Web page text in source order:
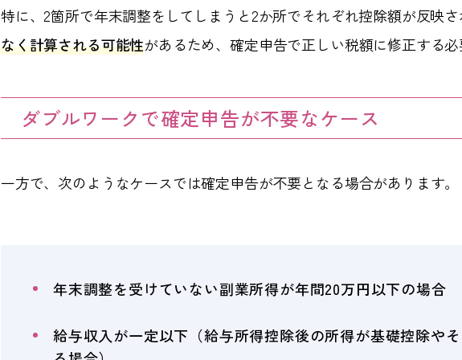
特に、2箇所で年末調整をしてしまうと2か所でそれぞれ控除額が反映
なく計算される可能性があるため、確定申告で正しい税額に修正する
ダブルワークで確定申告が不要なケース
一方で、次のようなケースでは確定申告が不要となる場合があります。
年末調整を受けていない副業所得が年間20万円以下の場合
給与収入が一定以下（給与所得控除後の所得が基礎控除や